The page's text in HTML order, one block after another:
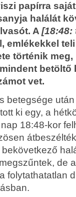
papírra
halálát
A [18:48:
emlékekkel
történik meg,
betöltő
vet.
betegsége
ki egy, a
18:48-kor
de
folytathatatlan